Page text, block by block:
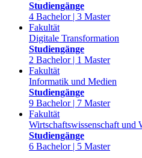
Studiengänge
4 Bachelor | 3 Master
Fakultät
Digitale Transformation
Studiengänge
2 Bachelor | 1 Master
Fakultät
Informatik und Medien
Studiengänge
9 Bachelor | 7 Master
Fakultät
Wirtschaftswissenschaft und
Studiengänge
6 Bachelor | 5 Master